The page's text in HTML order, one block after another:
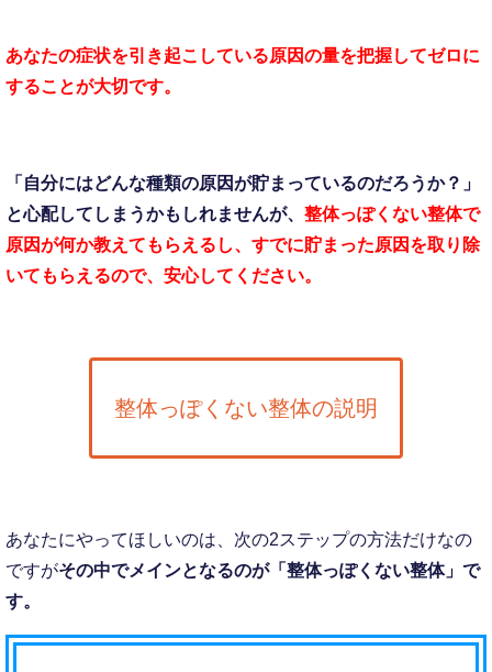
あなたの症状を引き起こしている原因の量を把握してゼロに
することが大切です。
「自分にはどんな種類の原因が貯まっているのだろうか？」
と心配してしまうかもしれませんが、 整体っぽくない整体で
原因が何か教えてもらえるし、すでに貯まった原因を取り除
いてもらえるので、安心してください。
整体っぽくない整体の説明
あなたにやってほしいのは、次の2ステップの方法だけなの
ですがその中でメインとなるのが「整体っぽくない整体」で
す。